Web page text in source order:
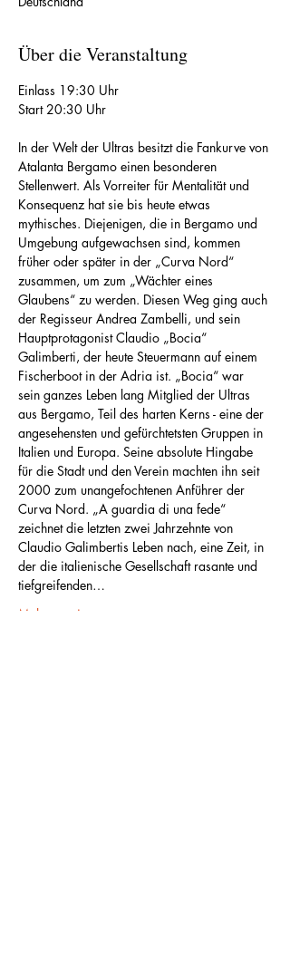
Über die Veranstaltung
Einlass 19:30 Uhr
Start 20:30 Uhr
In der Welt der Ultras besitzt die Fankurve von
Atalanta Bergamo einen besonderen
Stellenwert. Als Vorreiter für Mentalität und
Konsequenz hat sie bis heute etwas
mythisches. Diejenigen, die in Bergamo und
Umgebung aufgewachsen sind, kommen
früher oder später in der „Curva Nord“
zusammen, um zum „Wächter eines
Glaubens“ zu werden. Diesen Weg ging auch
der Regisseur Andrea Zambelli, und sein
Hauptprotagonist Claudio „Bocia“
Galimberti, der heute Steuermann auf einem
Fischerboot in der Adria ist. „Bocia“ war
sein ganzes Leben lang Mitglied der Ultras
aus Bergamo, Teil des harten Kerns - eine der
angesehensten und gefürchtetsten Gruppen in
Italien und Europa. Seine absolute Hingabe
für die Stadt und den Verein machten ihn seit
2000 zum unangefochtenen Anführer der
Curva Nord. „A guardia di una fede“
zeichnet die letzten zwei Jahrzehnte von
Claudio Galimbertis Leben nach, eine Zeit, in
der die italienische Gesellschaft rasante und
tiefgreifenden…
Mehr anzeigen